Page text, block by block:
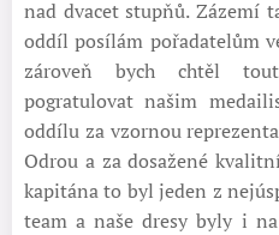
nad dvacet stupňů. Zázemí
oddíl posílám pořadatelům
zároveň bych chtěl
pogratulovat našim
oddílu za vzornou
Odrou a za dosažené
kapitána to byl jeden z
team a naše dresy byly i